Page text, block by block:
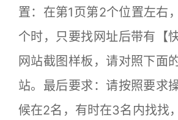
置：在第1页第2个位置左右
个时，只要找网址后带有【
网站截图样板，请对照下面
站。最后要求：请按照要求
候在2名，有时在3名内找找